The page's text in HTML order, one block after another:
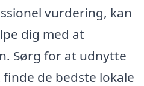
vurdering, kan
dig med at
Sørg for at udnytte
de bedste lokale